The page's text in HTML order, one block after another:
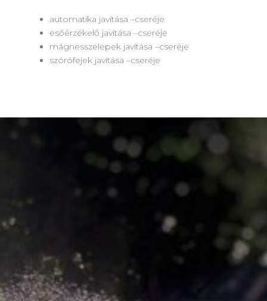
automatika javítása –cseréje
esőérzékelő javítása –cseréje
mágnesszelepek javítása –cseréje
szórófejek javítása –cseréje